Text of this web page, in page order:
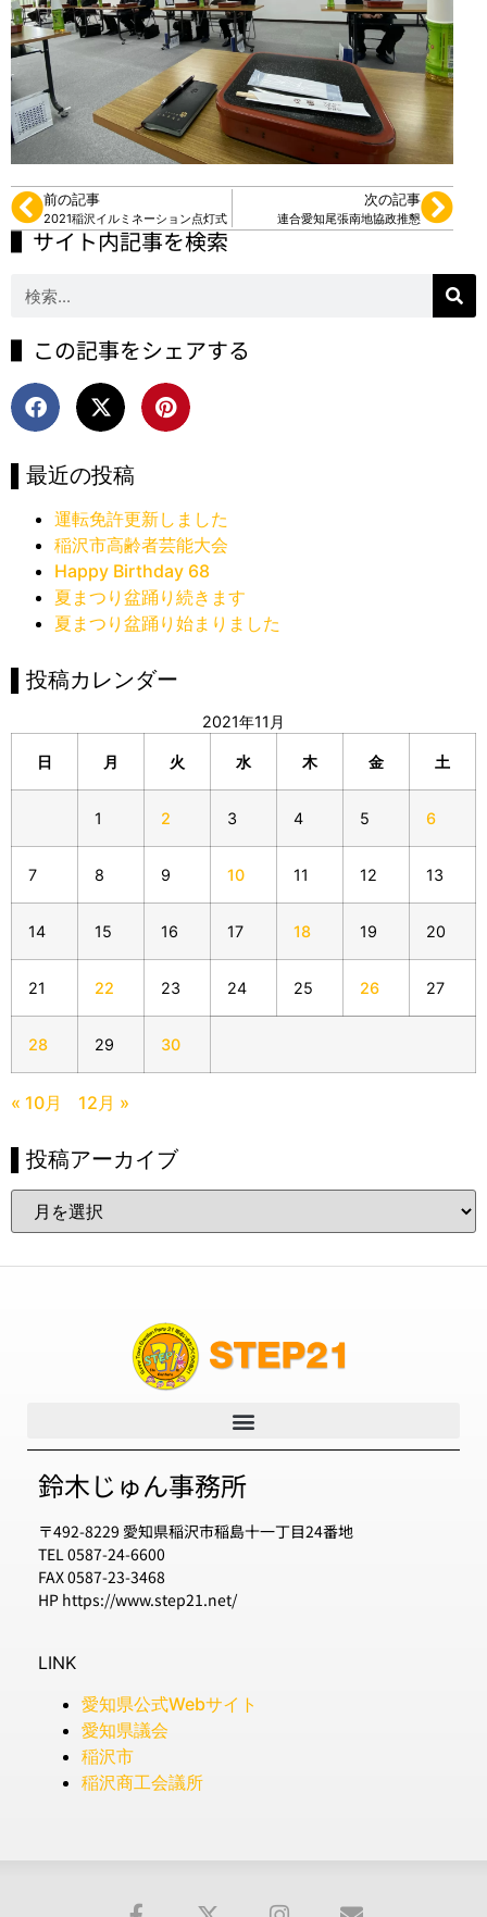
前の記事
2021稲沢イルミネーション点灯式
次の記事
連合愛知尾張南地協政推懇
▌サイト内記事を検索
▌この記事をシェアする
▌最近の投稿
運転免許更新しました
稲沢市高齢者芸能大会
Happy Birthday 68
夏まつり盆踊り続きます
夏まつり盆踊り始まりました
▌投稿カレンダー
2021年11月
日 月 火 水 木 金 土
1 2 3 4 5 6
7 8 9 10 11 12 13
14 15 16 17 18 19 20
21 22 23 24 25 26 27
28 29 30
« 10月 12月 »
▌投稿アーカイブ
鈴木じゅん事務所
〒492-8229 愛知県稲沢市稲島十一丁目24番地
TEL 0587-24-6600
FAX 0587-23-3468
HP https://www.step21.net/
LINK
愛知県公式Webサイト
愛知県議会
稲沢市
稲沢商工会議所